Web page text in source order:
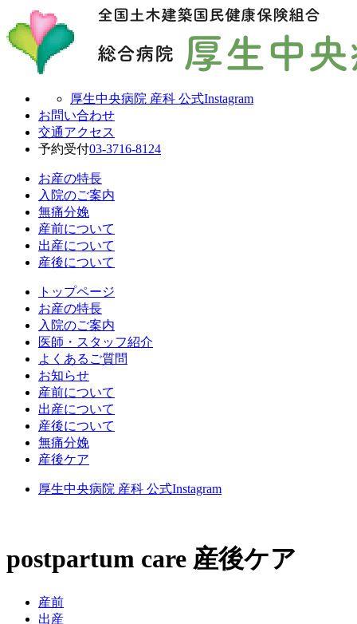
厚生中央病院 産科 公式Instagram
お問い合わせ
交通アクセス
予約受付03-3716-8124
お産の特長
入院のご案内
無痛分娩
産前について
出産について
産後について
トップページ
お産の特長
入院のご案内
医師・スタッフ紹介
よくあるご質問
お知らせ
産前について
出産について
産後について
無痛分娩
産後ケア
厚生中央病院 産科 公式Instagram
postpartum care 産後ケア
産前
出産